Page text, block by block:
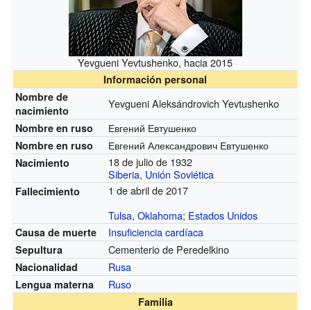
Yevgueni Yevtushenko, hacia 2015
Información personal
Nombre de
nacimiento
Yevgueni Aleksándrovich Yevtushenko
Nombre en ruso Евгений Евтушенко
Nombre en ruso Евгений Александрович Евтушенко
Nacimiento
18 de julio de 1932
Siberia, Unión Soviética
Fallecimiento
1 de abril de 2017
Tulsa,Oklahoma; Estados Unidos
Causa de muerte Insuficiencia cardíaca
Sepultura Cementerio de Peredelkino
Nacionalidad Rusa
Lengua materna Ruso
Familia